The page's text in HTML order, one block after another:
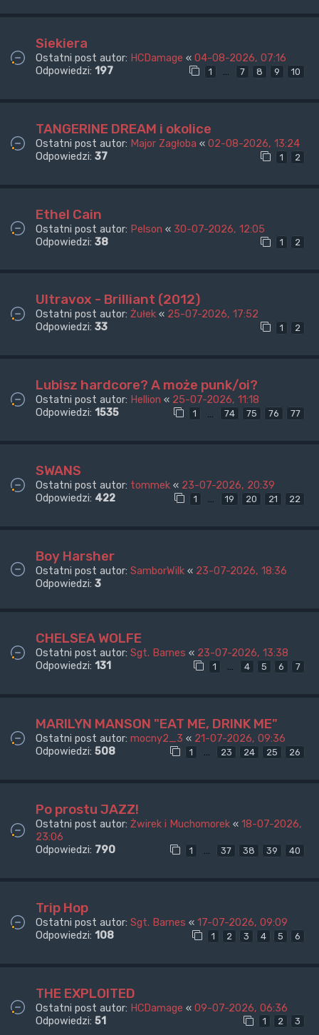
Siekiera
Ostatni post autor: HCDamage « 04-08-2026, 07:16
Odpowiedzi: 197 1 … 7 8 9 10
TANGERINE DREAM i okolice
Ostatni post autor: Major Zagłoba « 02-08-2026, 13:24
Odpowiedzi: 37 1 2
Ethel Cain
Ostatni post autor: Pelson « 30-07-2026, 12:05
Odpowiedzi: 38 1 2
Ultravox - Brilliant (2012)
Ostatni post autor: Żułek « 25-07-2026, 17:52
Odpowiedzi: 33 1 2
Lubisz hardcore? A może punk/oi?
Ostatni post autor: Hellion « 25-07-2026, 11:18
Odpowiedzi: 1535 1 74 75 76 77
SWANS
Ostatni post autor: tommek « 23-07-2026, 20:39
Odpowiedzi: 422 1 … 19 20 21 22
Boy Harsher
Ostatni post autor: SamborWilk « 23-07-2026, 18:36
Odpowiedzi: 3
CHELSEA WOLFE
Ostatni post autor: Sgt. Barnes « 23-07-2026, 13:38
Odpowiedzi: 131 1 … 4 5 6 7
MARILYN MANSON "EAT ME, DRINK ME"
Ostatni post autor: mocny2_3 « 21-07-2026, 09:36
Odpowiedzi: 508 1 … 23 24 25 26
Po prostu JAZZ!
Ostatni post autor: Żwirek i Muchomorek « 18-07-2026,
23:06
Odpowiedzi: 790 1 … 37 38 39 40
Trip Hop
Ostatni post autor: Sgt. Barnes « 17-07-2026, 09:09
Odpowiedzi: 108 1 2 3 4 5 6
THE EXPLOITED
Ostatni post autor: HCDamage « 09-07-2026, 06:36
Odpowiedzi: 51 1 2 3